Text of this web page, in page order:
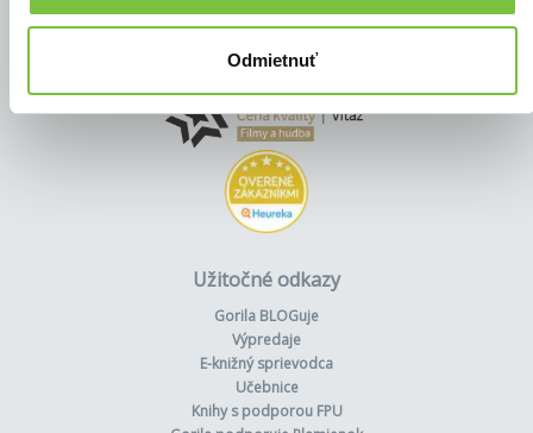
Odmietnuť
Užitočné odkazy
Gorila BLOGuje
Výpredaje
E-knižný sprievodca
Učebnice
Knihy s podporou FPU